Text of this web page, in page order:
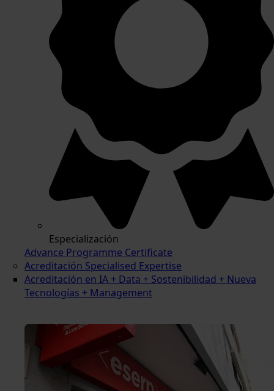
Especialización
Advance Programme Certificate
Acreditación Specialised Expertise
Acreditación en IA + Data + Sostenibilidad + Nueva
Tecnologías + Management